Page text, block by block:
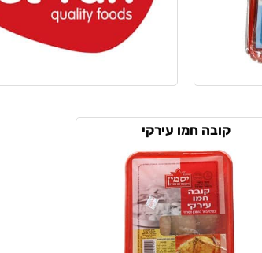
קובה חמו עירקי